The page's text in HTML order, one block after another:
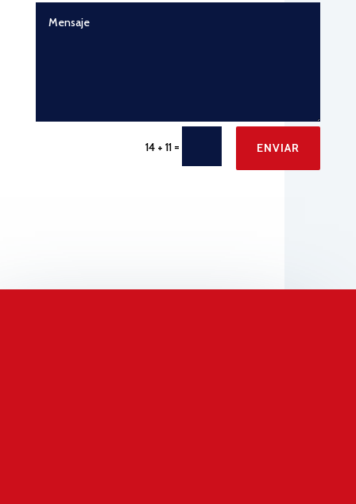
14 + 11 = ENVIAR